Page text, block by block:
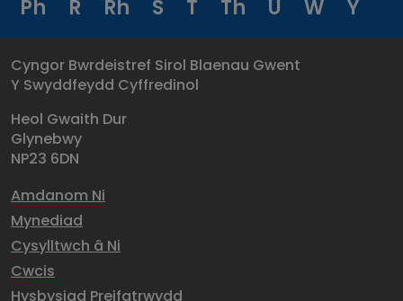
Ph
R Rh S T Th U W Y
Cyngor Bwrdeistref Sirol Blaenau Gwent
Y Swyddfeydd Cyffredinol
Heol Gwaith Dur
Glynebwy
NP23 6DN
Amdanom Ni
Mynediad
Cysylltwch â Ni
Cwcis
Hysbysiad Preifatrwydd